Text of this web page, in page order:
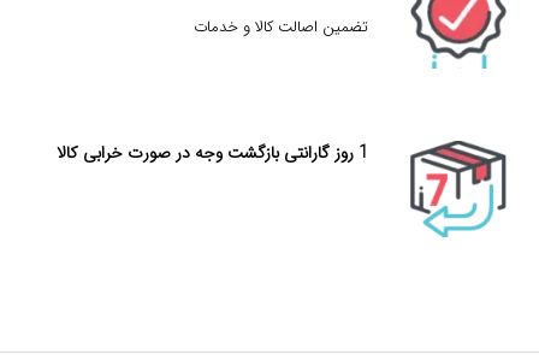
تضمین اصالت کالا و خدمات
1 روز گارانتی بازگشت وجه در صورت خرابی کالا